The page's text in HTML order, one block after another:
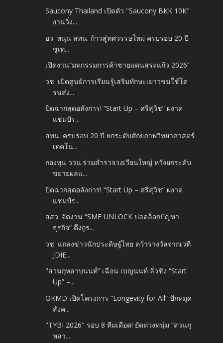
Saucony Thailand เปิดตัว "Saucony BKK 10K"
งานวิ่ง...
อว. หนุน สทน. ก้าวสู่ทศวรรษใหม่ ครบรอบ 20 ปี
ชูเท...
เปิดงาน“มหกรรมการค้าชายแดนสระแก้ว 2026”
วช. เปิดศูนย์การเรียนรู้เสริมทักษะเยาวชนใช้โด
รนส่ง...
ปิดฉากสุดอลังการ! “Start Up – ศรีสุวิช” ผงาด
แชมป์ร...
สทน. ครบรอบ 20 ปี ยกระดับศักยภาพวิทยาศาสตร์​
เทคโน...
กองทุน ววน.ร่วมสำรวจวงเวียนใหญ่ หวังยกระดับ
ขยายผลแ...
ปิดฉากสุดอลังการ! “Start Up – ศรีสุวิช” ผงาด
แชมป์ร...
สสว. จัดงาน “SME UNLOCK ปลดล็อกปัญหา
ธุรกิจ” ดึงกูร...
วช. แถลงข่าวนักประดิษฐ์ไทย คว้ารางวัลจากเวที​
JDIE...
"สวนกุหลาบนนท์” เฉือน เบญนนท์ ลิ่วชิง “Start
Up” –...
OKMD เปิดโครงการ “Longevity for All” ปักหมุด
สังค...
"TYBI 2026" รอบ 8 ทีมเดือด! ยัดห่วงหนุ่ม “สวนกุ
หลา...